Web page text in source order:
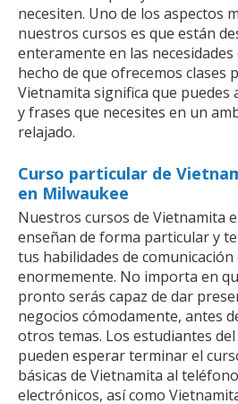
necesiten. Uno de los aspectos
nuestros cursos es que están
enteramente en las necesidades
hecho de que ofrecemos clases
Vietnamita significa que puedes
y frases que necesites en un
relajado.
Curso particular de
en Milwaukee
Nuestros cursos de Vietnamita
enseñan de forma particular y
tus habilidades de
enormemente. No importa en
pronto serás capaz de dar
negocios cómodamente, antes
otros temas. Los estudiantes
pueden esperar terminar el
básicas de Vietnamita al
electrónicos, así como